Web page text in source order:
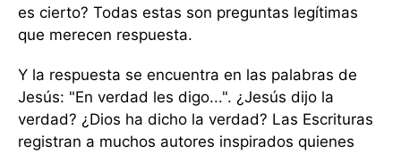
es cierto? Todas estas son preguntas legítimas
que merecen respuesta.
Y la respuesta se encuentra en las palabras de
Jesús: "En verdad les digo...". ¿Jesús dijo la
verdad? ¿Dios ha dicho la verdad? Las Escrituras
registran a muchos autores inspirados quienes